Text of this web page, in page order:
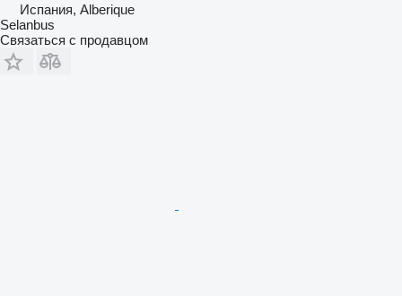
Испания, Alberique
Selanbus
Связаться с продавцом